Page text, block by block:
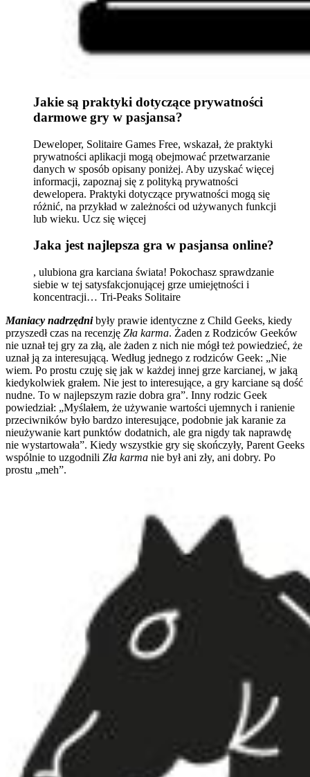
Jakie są praktyki dotyczące prywatności
darmowe gry w pasjansa?
Deweloper, Solitaire Games Free, wskazał, że praktyki
prywatności aplikacji mogą obejmować przetwarzanie
danych w sposób opisany poniżej. Aby uzyskać więcej
informacji, zapoznaj się z polityką prywatności
dewelopera. Praktyki dotyczące prywatności mogą się
różnić, na przykład w zależności od używanych funkcji
lub wieku. Ucz się więcej
Jaka jest najlepsza gra w pasjansa online?
, ulubiona gra karciana świata! Pokochasz sprawdzanie
siebie w tej satysfakcjonującej grze umiejętności i
koncentracji… Tri-Peaks Solitaire
Maniacy nadrzędnibyły prawie identyczne z Child Geeks, kiedy
przyszedł czas na recenzję Zła karma. Żaden z Rodziców Geeków
nie uznał tej gry za złą, ale żaden z nich nie mógł też powiedzieć, że
uznał ją za interesującą. Według jednego z rodziców Geek: „Nie
wiem. Po prostu czuję się jak w każdej innej grze karcianej, w jaką
kiedykolwiek grałem. Nie jest to interesujące, a gry karciane są dość
nudne. To w najlepszym razie dobra gra”. Inny rodzic Geek
powiedział: „Myślałem, że używanie wartości ujemnych i ranienie
przeciwników było bardzo interesujące, podobnie jak karanie za
nieużywanie kart punktów dodatnich, ale gra nigdy tak naprawdę
nie wystartowała”. Kiedy wszystkie gry się skończyły, Parent Geeks
wspólnie to uzgodnili Zła karma nie był ani zły, ani dobry. Po
prostu „meh”.